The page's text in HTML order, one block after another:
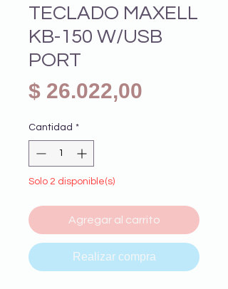
TECLADO MAXELL
KB-150 W/USB
PORT
$ 26.022,00
Cantidad *
Solo 2 disponible(s)
Agregar al carrito
Realizar compra